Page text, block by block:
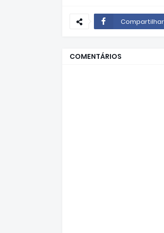
Compartilhar
COMENTÁRIOS